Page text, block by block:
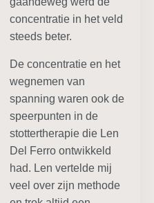
concentratie in het veld
steeds beter.
De concentratie en het
wegnemen van
spanning waren ook de
speerpunten in de
stottertherapie die Len
Del Ferro ontwikkeld
had. Len vertelde mij
veel over zijn methode